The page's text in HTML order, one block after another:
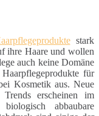
stark
ihre Haare und wollen
auch keine Domäne
für
Kosmetik aus. Neue
erscheinen im
abbaubare